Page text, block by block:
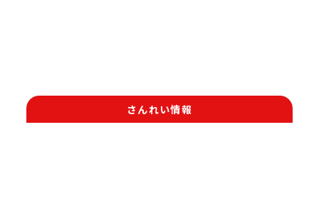
さんれい情報